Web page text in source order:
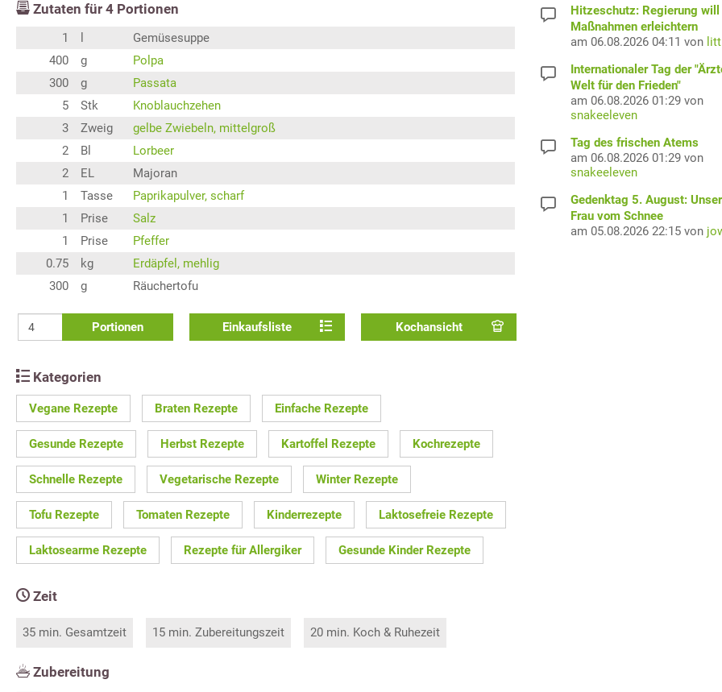
Zutaten für 4 Portionen
1
Gemüsesuppe
400
g
Polpa
300
g
Passata
5
Stk
Knoblauchzehen
3
Zweig
gelbe Zwiebeln, mittelgroß
2
Bl
Lorbeer
2
EL
Majoran
1
Tasse
Paprikapulver, scharf
1
Prise
Salz
1
Prise
Pfeffer
0.75
kg
Erdäpfel, mehlig
300
g Räuchertofu
Portionen Einkaufsliste Kochansicht
Kategorien
Vegane Rezepte Braten Rezepte Einfache Rezepte
Gesunde Rezepte Herbst Rezepte Kartoffel Rezepte Kochrezepte
Schnelle Rezepte Vegetarische Rezepte Winter Rezepte
Tofu Rezepte Tomaten Rezepte Kinderrezepte Laktosefreie Rezepte
Laktosearme Rezepte Rezepte für Allergiker Gesunde Kinder Rezepte
Zeit
35 min. Gesamtzeit 15 min. Zubereitungszeit 20 min. Koch & Ruhezeit
Zubereitung
Hitzeschutz: Regierung will
Maßnahmen erleichtern
am 06.08.2026 04:11 von
Internationaler Tag der
Welt für den Frieden"
am 06.08.2026 01:29 von
snakeeleven
Tag des frischen Atems
am 06.08.2026 01:29 von
snakeeleven
Gedenktag 5. August:
Frau vom Schnee
am 05.08.2026 22:15 von